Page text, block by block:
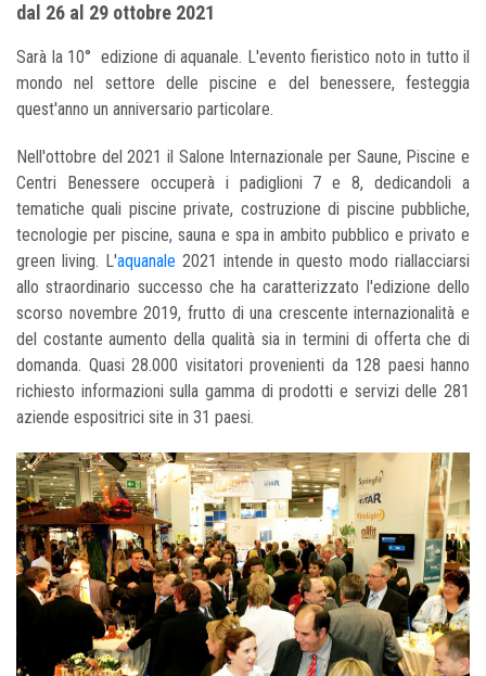
dal 26 al 29 ottobre 2021
Sarà la 10° edizione di aquanale. L'evento fieristico noto in tutto il
mondo nel settore delle piscine e del benessere, festeggia
quest'anno un anniversario particolare.
Nell'ottobre del 2021 il Salone Internazionale per Saune, Piscine e
Centri Benessere occuperà i padiglioni 7 e 8, dedicandoli a
tematiche quali piscine private, costruzione di piscine pubbliche,
tecnologie per piscine, sauna e spa in ambito pubblico e privato e
green living. L'aquanale 2021 intende in questo modo riallacciarsi
allo straordinario successo che ha caratterizzato l'edizione dello
scorso novembre 2019, frutto di una crescente internazionalità e
del costante aumento della qualità sia in termini di offerta che di
domanda. Quasi 28.000 visitatori provenienti da 128 paesi hanno
richiesto informazioni sulla gamma di prodotti e servizi delle 281
aziende espositrici site in 31 paesi.